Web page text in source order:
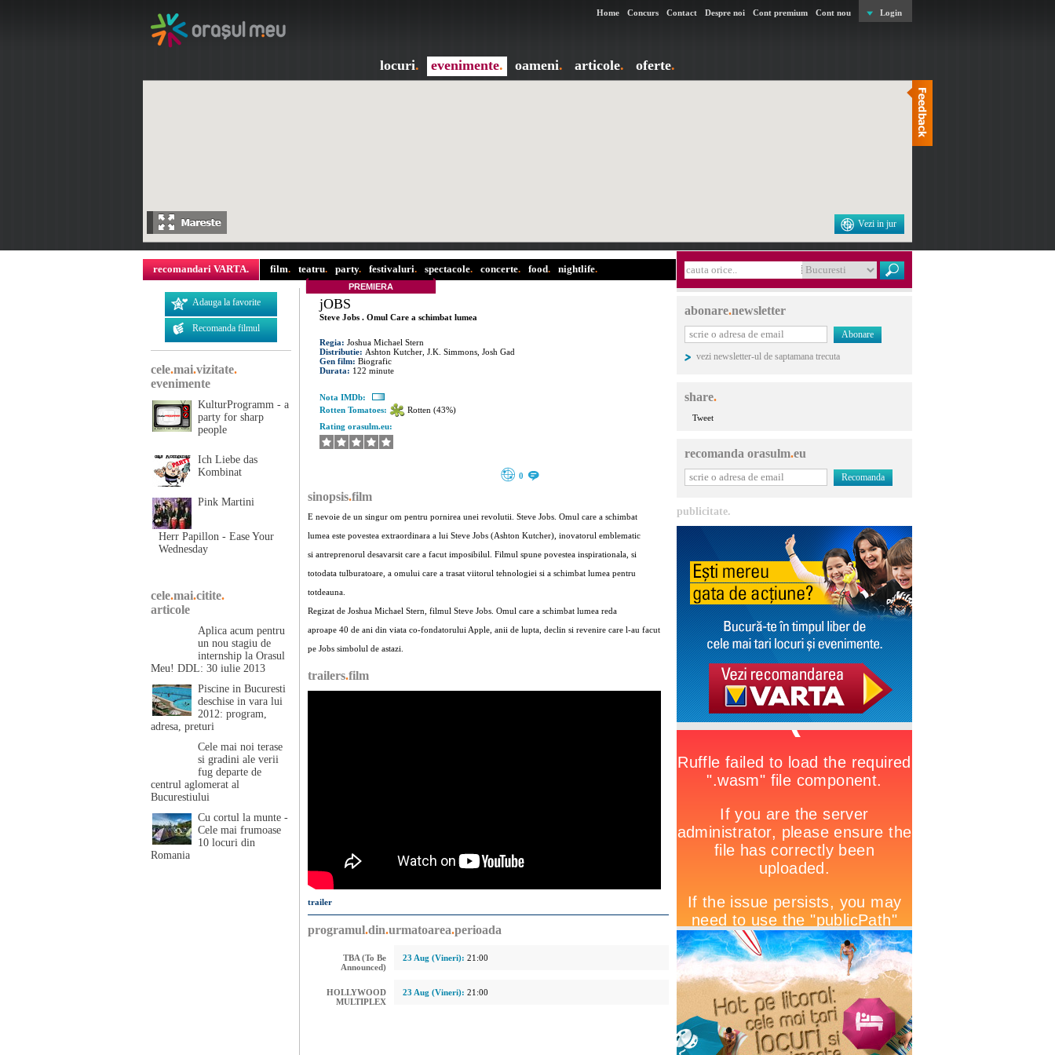
Login
Home Concurs Contact Despre noi Cont premium Cont nou
locuri. evenimente. oameni. articole. oferte.
Vezi in jur
recomandari VARTA. film. teatru. party. festivaluri. spectacole. concerte. food. nightlife.
Adauga la favorite
Recomanda filmul
cele.mai.vizitate.
evenimente
KulturProgramm - a
party for sharp
people
Ich Liebe das
Kombinat
Pink Martini
Herr Papillon - Ease Your
Wednesday
cele.mai.citite.
articole
Aplica acum pentru
un nou stagiu de
internship la Orasul
Meu! DDL: 30 iulie 2013
Piscine in Bucuresti
deschise in vara lui
2012: program,
adresa, preturi
Cele mai noi terase
si gradini ale verii
fug departe de
centrul aglomerat al
Bucurestiului
Cu cortul la munte -
Cele mai frumoase
10 locuri din
Romania
PREMIERA
jOBS
Steve Jobs . Omul Care a schimbat lumea
Regia: Joshua Michael Stern
Distributie: Ashton Kutcher, J.K. Simmons, Josh Gad
Gen film: Biografic
Durata: 122 minute
Nota IMDb:
Rotten Tomatoes:
Rotten (43%)
Rating orasulm.eu:
0
sinopsis.film
E nevoie de un singur om pentru pornirea unei revolutii. Steve Jobs. Omul care a schimbat
lumea este povestea extraordinara a lui Steve Jobs (Ashton Kutcher), inovatorul emblematic
si antreprenorul desavarsit care a facut imposibilul. Filmul spune povestea inspirationala, si
totodata tulburatoare, a omului care a trasat viitorul tehnologiei si a schimbat lumea pentru
totdeauna.
Regizat de Joshua Michael Stern, filmul Steve Jobs. Omul care a schimbat lumea reda
aproape 40 de ani din viata co-fondatorului Apple, anii de lupta, declin si revenire care l-au facut
pe Jobs simbolul de astazi.
trailers.film
trailer
programul.din.urmatoarea.perioada
TBA (To Be
Announced)
23 Aug (Vineri): 21:00
HOLLYWOOD
MULTIPLEX
23 Aug (Vineri): 21:00
abonare.newsletter
vezi newsletter-ul de saptamana trecuta
share.
Tweet
recomanda orasulm.eu
publicitate.